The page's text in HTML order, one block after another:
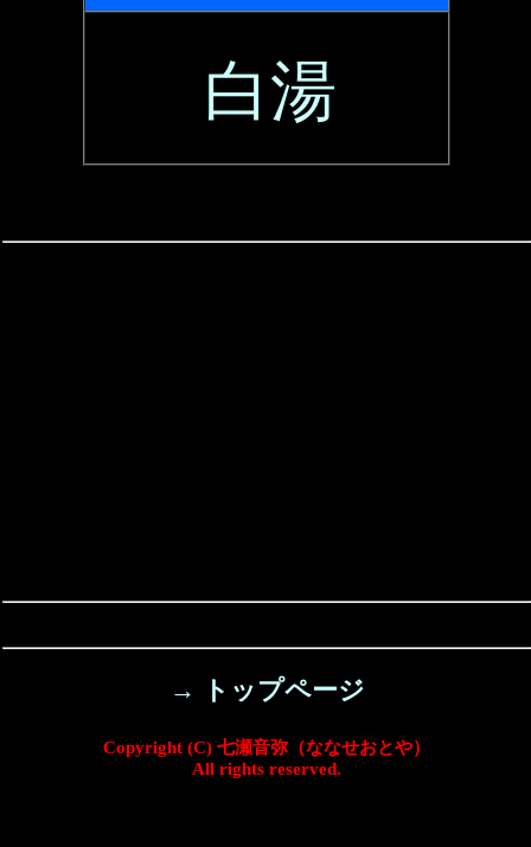
白湯
→ トップページ
Copyright (C) 七瀬音弥（ななせおとや）
All rights reserved.